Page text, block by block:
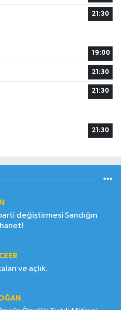
21:30
19:00
21:30
21:30
21:30
değiştirmesi Sandığın
ve açlık.